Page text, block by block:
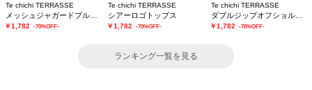
Te chichi TERRASSE
￥1,782 -70%OFF-
Te chichi TERRASSE
シアーロゴトップス
￥1,782 -70%OFF-
Te chichi TERRASSE
ダブルジップオフショルカットトップス
￥1,782 -70%OFF-
ランキング一覧を見る